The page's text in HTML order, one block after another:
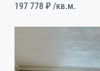
197 778 ₽ /кв.м.